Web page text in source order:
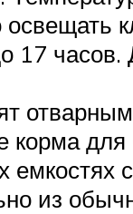
17 часов.
корма
емкостях
из